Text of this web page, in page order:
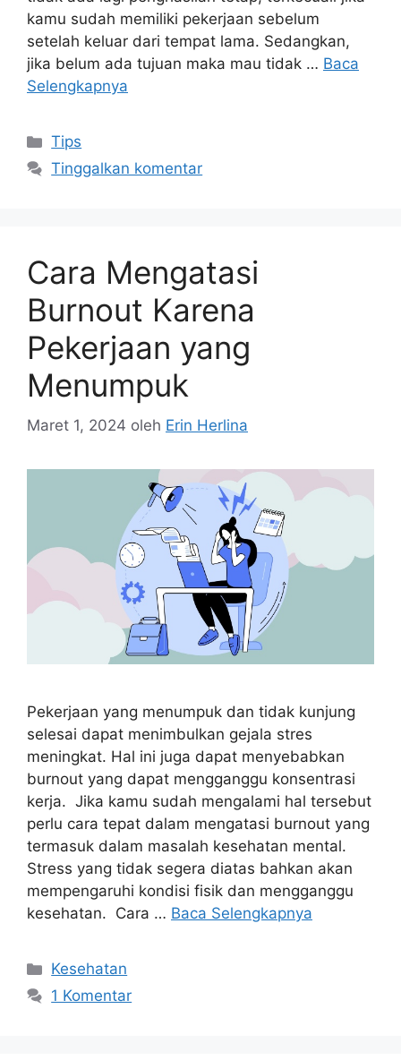
kamu sudah memiliki pekerjaan sebelum
setelah keluar dari tempat lama. Sedangkan,
jika belum ada tujuan maka mau tidak … Baca
Selengkapnya
Kategori
Tips
Tinggalkan komentar
Cara Mengatasi
Burnout Karena
Pekerjaan yang
Menumpuk
Maret 1, 2024 oleh Erin Herlina
Pekerjaan yang menumpuk dan tidak kunjung
selesai dapat menimbulkan gejala stres
meningkat. Hal ini juga dapat menyebabkan
burnout yang dapat mengganggu konsentrasi
kerja. Jika kamu sudah mengalami hal tersebut
perlu cara tepat dalam mengatasi burnout yang
termasuk dalam masalah kesehatan mental.
Stress yang tidak segera diatas bahkan akan
mempengaruhi kondisi fisik dan mengganggu
kesehatan. Cara … Baca Selengkapnya
Kategori
Kesehatan
1 Komentar